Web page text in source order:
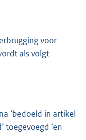
voor
als volgt
‘bedoeld in artikel
toegevoegd ‘en